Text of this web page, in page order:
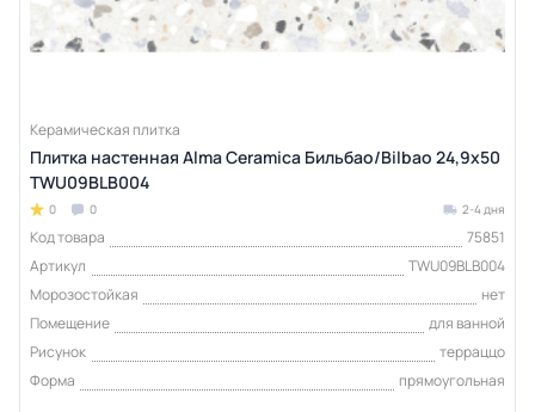
Керамическая плитка
Плитка настенная Alma Ceramica Бильбао/Bilbao 24,9х50
TWU09BLB004
0 0 2-4 дня
Код товара
75851
Артикул
TWU09BLB004
Морозостойкая
нет
Помещение
для ванной
Рисунок
терраццо
Форма
прямоугольная